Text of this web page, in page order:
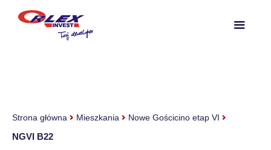
Strona główna Mieszkania Nowe Gościcino etap VI
NGVI B22